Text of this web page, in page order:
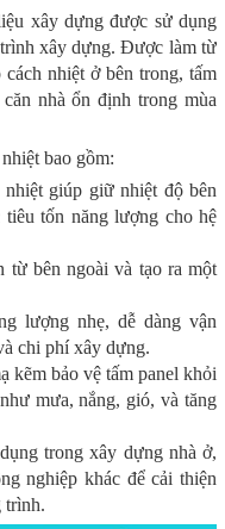
xây dựng được sử dụng
trình xây dựng. Được làm từ
nhiệt ở bên trong, tấm
nhà ổn định trong mùa
bao gồm:
giúp giữ nhiệt độ bên
tốn năng lượng cho hệ
từ bên ngoài và tạo ra một
lượng nhẹ, dễ dàng vận
chi phí xây dựng.
kẽm bảo vệ tấm panel khỏi
mưa, nắng, gió, và tăng
trong xây dựng nhà ở,
nghiệp khác để cải thiện
trình.